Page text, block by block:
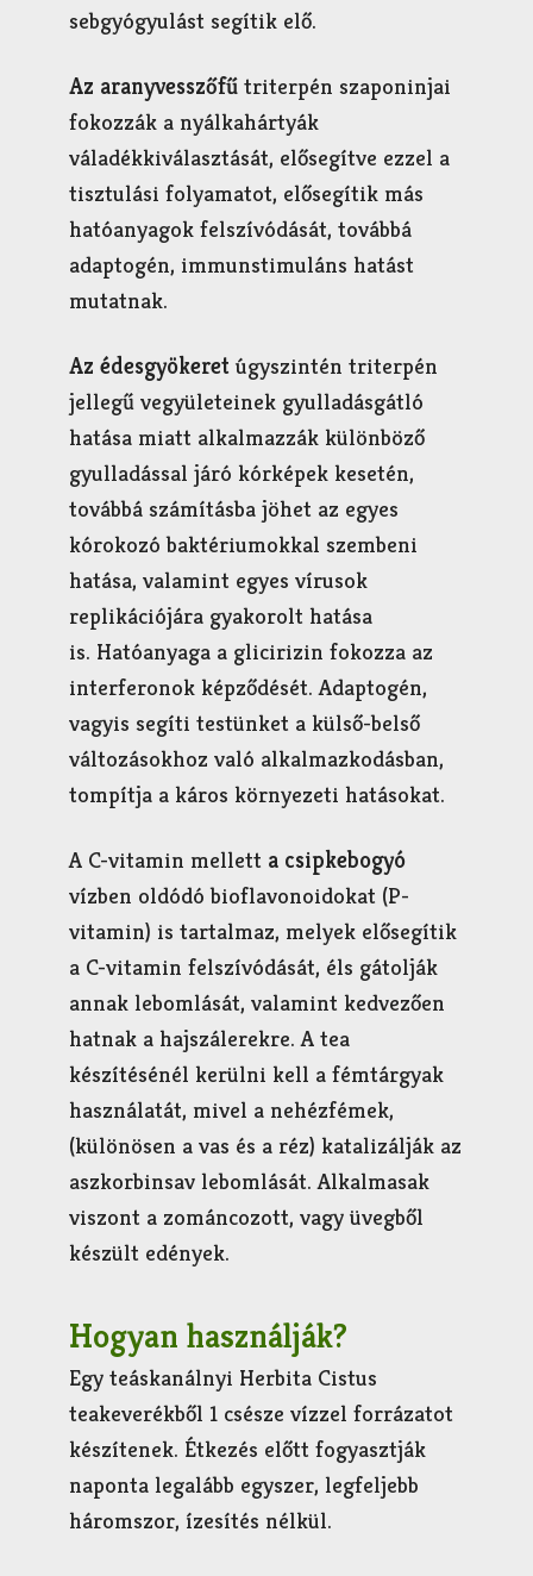
sebgyógyulást segítik elő.
Az aranyvesszőfű triterpén szaponinjai
fokozzák a nyálkahártyák
váladékkiválasztását, elősegítve ezzel a
tisztulási folyamatot, elősegítik más
hatóanyagok felszívódását, továbbá
adaptogén, immunstimuláns hatást
mutatnak.
Az édesgyökeret úgyszintén triterpén
jellegű vegyületeinek gyulladásgátló
hatása miatt alkalmazzák különböző
gyulladással járó kórképek kesetén,
továbbá számításba jöhet az egyes
kórokozó baktériumokkal szembeni
hatása, valamint egyes vírusok
replikációjára gyakorolt hatása
is. Hatóanyaga a glicirizin fokozza az
interferonok képződését. Adaptogén,
vagyis segíti testünket a külső-belső
változásokhoz való alkalmazkodásban,
tompítja a káros környezeti hatásokat.
A C-vitamin mellett a csipkebogyó
vízben oldódó bioflavonoidokat (P-
vitamin) is tartalmaz, melyek elősegítik
a C-vitamin felszívódását, éls gátolják
annak lebomlását, valamint kedvezően
hatnak a hajszálerekre. A tea
készítésénél kerülni kell a fémtárgyak
használatát, mivel a nehézfémek,
(különösen a vas és a réz) katalizálják az
aszkorbinsav lebomlását. Alkalmasak
viszont a zománcozott, vagy üvegből
készült edények.
Hogyan használják?
Egy teáskanálnyi Herbita Cistus
teakeverékből 1 csésze vízzel forrázatot
készítenek. Étkezés előtt fogyasztják
naponta legalább egyszer, legfeljebb
háromszor, ízesítés nélkül.